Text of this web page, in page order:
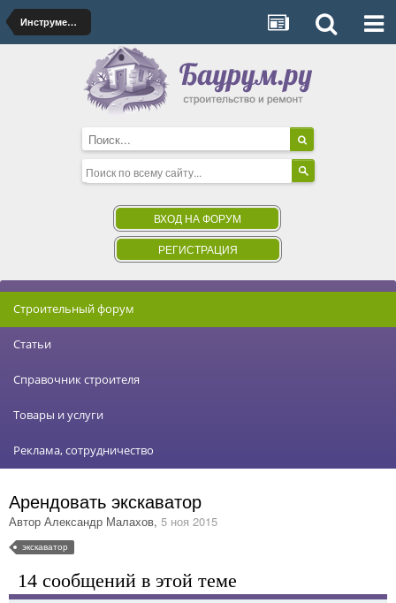
Инструменты и оборудование
ВХОД НА ФОРУМ
РЕГИСТРАЦИЯ
Строительный форум
Статьи
Справочник строителя
Товары и услуги
Реклама, сотрудничество
Арендовать экскаватор
Автор Александр Малахов, 5 ноя 2015
экскаватор
14 сообщений в этой теме